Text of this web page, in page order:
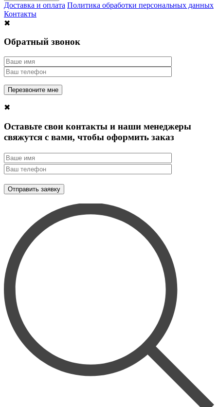
Доставка и оплата Политика обработки персональных данных
Контакты
✖
Обратный звонок
✖
Оставьте свои контакты и наши менеджеры
свяжутся с вами, чтобы оформить заказ